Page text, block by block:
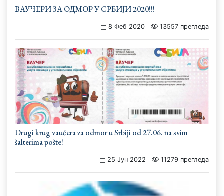
ВАУЧЕРИ ЗА ОДМОР У СРБИЈИ 2020!!!
8 Феб 2020 13557 прегледа
Drugi krug vaučera za odmor u Srbiji od 27.06. na svim
šalterima pošte!
25 Јун 2022 11279 прегледа